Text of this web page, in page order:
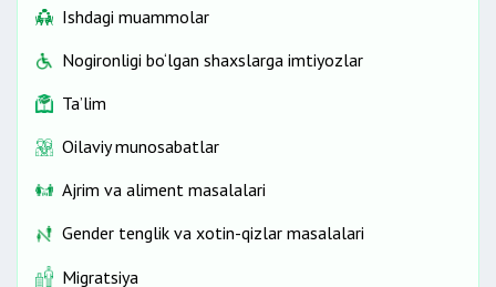
Ishdagi muammolar
Nogironligi bo‘lgan shaxslarga imtiyozlar
Ta’lim
Oilaviy munosabatlar
Ajrim va aliment masalalari
Gender tenglik va xotin-qizlar masalalari
Migratsiya